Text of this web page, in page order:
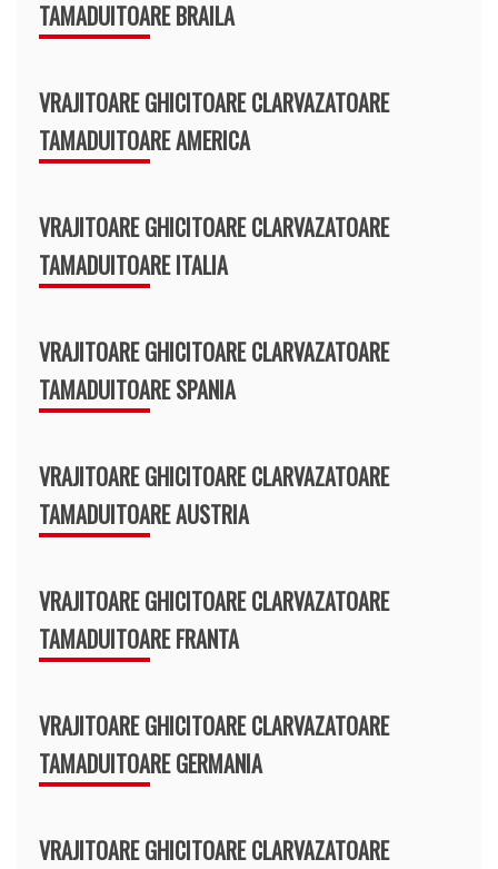
TAMADUITOARE BRAILA
VRAJITOARE GHICITOARE CLARVAZATOARE
TAMADUITOARE AMERICA
VRAJITOARE GHICITOARE CLARVAZATOARE
TAMADUITOARE ITALIA
VRAJITOARE GHICITOARE CLARVAZATOARE
TAMADUITOARE SPANIA
VRAJITOARE GHICITOARE CLARVAZATOARE
TAMADUITOARE AUSTRIA
VRAJITOARE GHICITOARE CLARVAZATOARE
TAMADUITOARE FRANTA
VRAJITOARE GHICITOARE CLARVAZATOARE
TAMADUITOARE GERMANIA
VRAJITOARE GHICITOARE CLARVAZATOARE